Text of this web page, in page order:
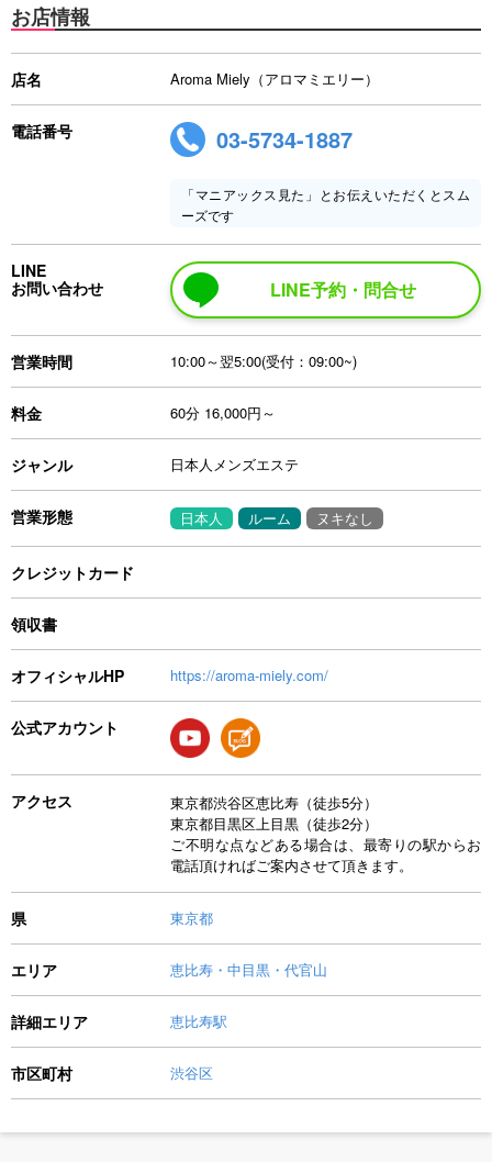
お店情報
店名 Aroma Miely（アロマミエリー）
電話番号 03-5734-1887
「マニアックス見た」とお伝えいただくとスム
ーズです
LINE
お問い合わせ
LINE予約・問合せ
営業時間 10:00～翌5:00(受付：09:00~)
料金 60分 16,000円～
ジャンル 日本人メンズエステ
営業形態 日本人 ルーム ヌキなし
クレジットカード
領収書
オフィシャルHP https://aroma-miely.com/
公式アカウント
アクセス
東京都渋谷区恵比寿（徒歩5分）
東京都目黒区上目黒（徒歩2分）
ご不明な点などある場合は、最寄りの駅からお
電話頂ければご案内させて頂きます。
県 東京都
エリア 恵比寿・中目黒・代官山
詳細エリア 恵比寿駅
市区町村 渋谷区